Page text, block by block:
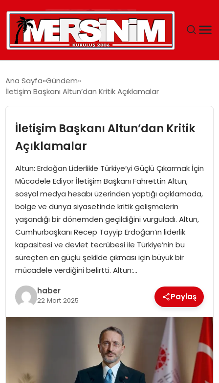
YAŞAM
GÜNCEL
SAĞLIK
EĞITIM
SPOR
EKONOMI
MAGAZIN
DÜNYA
OTOMOBIL
Ana Sayfa Gündem
İletişim Başkanı Altun’dan Kritik Açıklamalar
İletişim Başkanı Altun’dan Kritik
Açıklamalar
Altun: Erdoğan Liderlikle Türkiye’yi Güçlü Çıkarmak İçin
Mücadele Ediyor İletişim Başkanı Fahrettin Altun,
sosyal medya hesabı üzerinden yaptığı açıklamada,
bölge ve dünya siyasetinde kritik gelişmelerin
yaşandığı bir dönemden geçildiğini vurguladı. Altun,
Cumhurbaşkanı Recep Tayyip Erdoğan’ın liderlik
kapasitesi ve devlet tecrübesi ile Türkiye’nin bu
süreçten en güçlü şekilde çıkması için büyük bir
mücadele verdiğini belirtti. Altun:…
haber
22 Mart 2025 Paylaş